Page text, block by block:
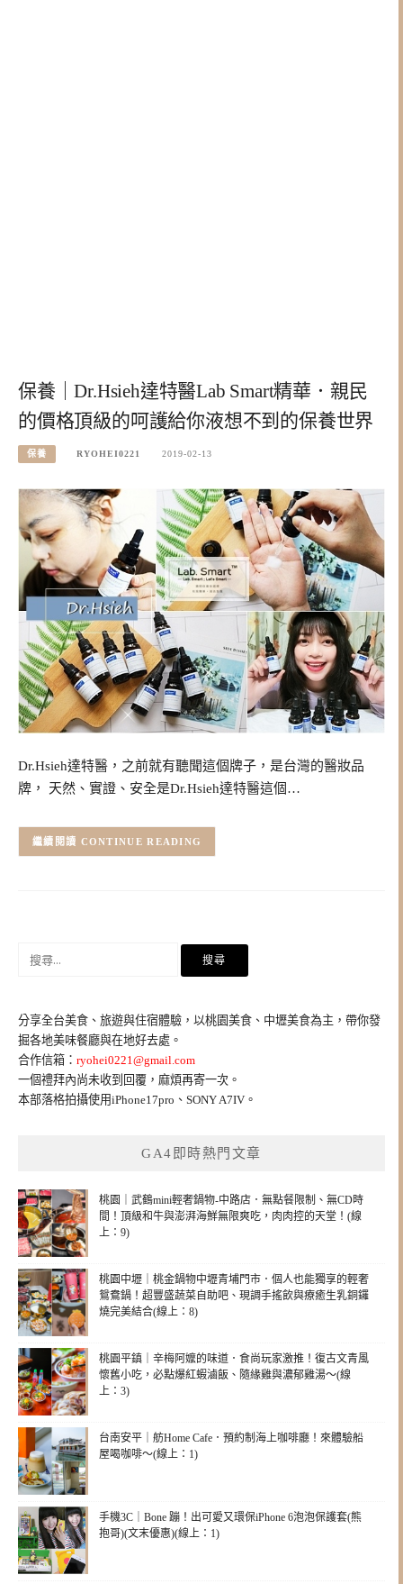
保養｜Dr.Hsieh達特醫Lab Smart精華．親民
的價格頂級的呵護給你液想不到的保養世界
保養 RYOHEI0221 2019-02-13
Dr.Hsieh達特醫，之前就有聽聞這個牌子，是台灣的醫妝品
牌， 天然、實證、安全是Dr.Hsieh達特醫這個…
CONTINUE READING
字:
分享全台美食、旅遊與住宿體驗，以桃園美食、中壢美食為主，帶你發
掘各地美味餐廳與在地好去處。
合作信箱： ryohei0221@gmail.com
一個禮拜內尚未收到回覆，麻煩再寄一次。
本部落格拍攝使用iPhone17pro、SONY A7IV。
GA4即時熱門文章
桃園｜武鶴mini輕奢鍋物-中路店．無點餐限制、無CD時
間！頂級和牛與澎湃海鮮無限爽吃，肉肉控的天堂！(線
上：9)
桃園中壢｜桃金鍋物中壢青埔門市．個人也能獨享的輕奢
鴛鴦鍋！超豐盛蔬菜自助吧、現調手搖飲與療癒生乳銅鑼
燒完美結合(線上：8)
桃園平鎮｜辛梅阿嬤的味道．食尚玩家激推！復古文青風
懷舊小吃，必點爆紅蝦滷飯、隨緣雞與濃郁雞湯～(線
上：3)
台南安平｜舫Home Cafe．預約制海上咖啡廳！來體驗船
屋喝咖啡～(線上：1)
手機3C｜Bone 蹦！出可愛又環保iPhone 6泡泡保護套(熊
抱哥)(文末優惠)(線上：1)